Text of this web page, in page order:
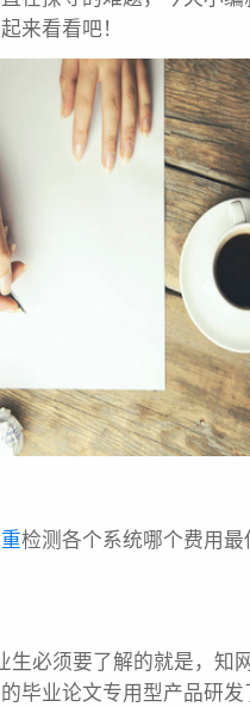
来看看吧！
检测各个系统哪个费用最
生必须要了解的就是，知
毕业论文专用型产品研发